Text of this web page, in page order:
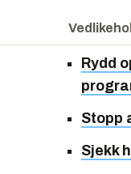
Rydd
Stopp
Sjekk